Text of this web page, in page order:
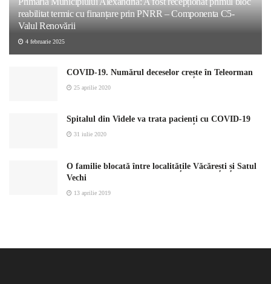
reabilitat termic cu finanțare prin PNRR – Componenta C5-
Valul Renovării
4 februarie 2025
COVID-19. Numărul deceselor crește în Teleorman
25 aprilie 2020
Spitalul din Videle va trata pacienți cu COVID-19
31 iulie 2020
O familie blocată între localitățile Văcărești și Satul
Vechi
13 aprilie 2019